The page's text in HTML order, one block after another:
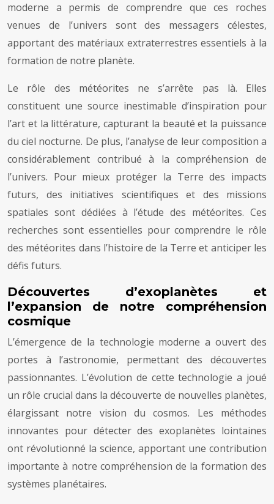
moderne a permis de comprendre que ces roches
venues de l’univers sont des messagers célestes,
apportant des matériaux extraterrestres essentiels à la
formation de notre planète.
Le rôle des météorites ne s’arrête pas là. Elles
constituent une source inestimable d’inspiration pour
l’art et la littérature, capturant la beauté et la puissance
du ciel nocturne. De plus, l’analyse de leur composition a
considérablement contribué à la compréhension de
l’univers. Pour mieux protéger la Terre des impacts
futurs, des initiatives scientifiques et des missions
spatiales sont dédiées à l’étude des météorites. Ces
recherches sont essentielles pour comprendre le rôle
des météorites dans l’histoire de la Terre et anticiper les
défis futurs.
Découvertes d’exoplanètes et
l’expansion de notre compréhension
cosmique
L’émergence de la technologie moderne a ouvert des
portes à l’astronomie, permettant des découvertes
passionnantes. L’évolution de cette technologie a joué
un rôle crucial dans la découverte de nouvelles planètes,
élargissant notre vision du cosmos. Les méthodes
innovantes pour détecter des exoplanètes lointaines
ont révolutionné la science, apportant une contribution
importante à notre compréhension de la formation des
systèmes planétaires.